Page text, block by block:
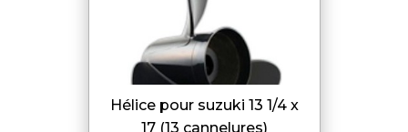
hélice pour suzuki 13 1/4 x
17 (13 cannelures)